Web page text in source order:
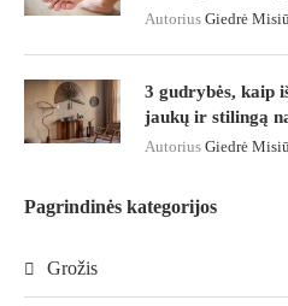
Autorius Giedrė
3 gudrybės, kaip
jaukų ir stilingą
Autorius Giedrė
Pagrindinės kategorijos
Grožis